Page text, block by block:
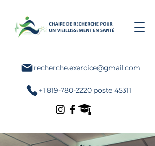
recherche.exercice@gmail.com
+1 819-780-2220 poste 45311